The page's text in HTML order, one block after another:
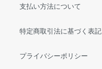
支払い方法について
特定商取引法に基づく表記
プライバシーポリシー